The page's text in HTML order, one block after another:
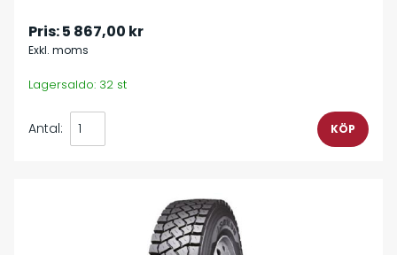
Pris:5 867,00 kr
Exkl. moms
Lagersaldo: 32 st
Antal: